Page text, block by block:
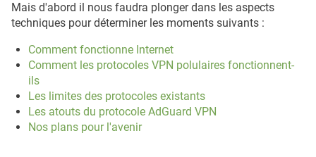
Mais d'abord il nous faudra plonger dans les aspects
techniques pour déterminer les moments suivants :
Comment fonctionne Internet
Comment les protocoles VPN polulaires fonctionnent-
ils
Les limites des protocoles existants
Les atouts du protocole AdGuard VPN
Nos plans pour l'avenir